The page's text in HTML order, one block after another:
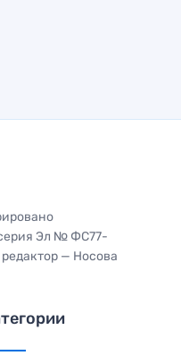
Эл № ФС77-
— Носова